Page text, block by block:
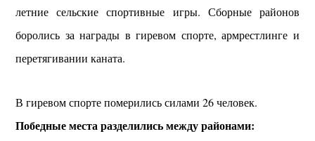
летние сельские спортивные игры. Сборные районов
боролись за награды в гиревом спорте, армрестлинге и
перетягивании каната.
В гиревом спорте померились силами 26 человек.
Победные места разделились между районами: